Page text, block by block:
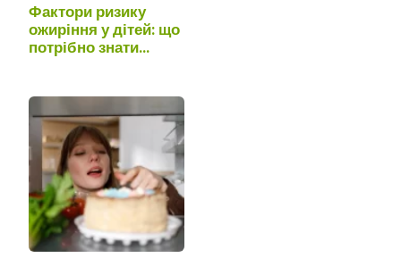
Фактори ризику
ожиріння у дітей: що
потрібно знати